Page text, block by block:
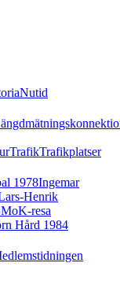
Nutid
TrafikTrafikplatser
1978Ingemar
Henrik
resa
Hård 1984